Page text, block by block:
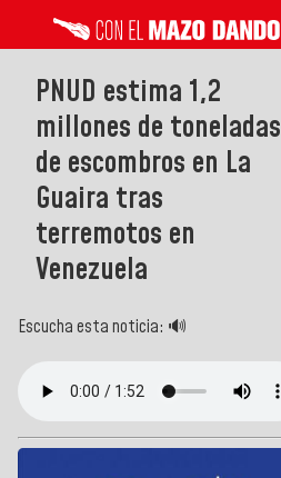
PNUD estima 1,2
millones de toneladas
de escombros en La
Guaira tras
terremotos en
Venezuela
Escucha esta noticia: 🔊